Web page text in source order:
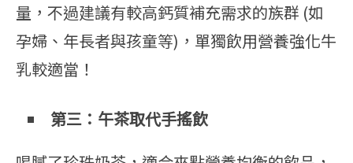
量，不過建議有較高鈣質補充需求的族群 (如
孕婦、年長者與孩童等)，單獨飲用營養強化牛
乳較適當！
第三：午茶取代手搖飲